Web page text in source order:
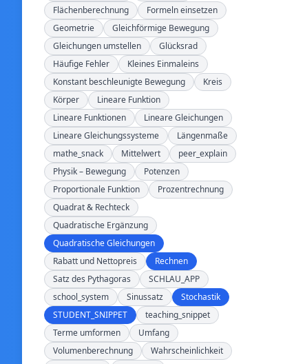
Flächenberechnung
Formeln einsetzen
Geometrie
Gleichförmige Bewegung
Gleichungen umstellen
Glücksrad
Häufige Fehler
Kleines Einmaleins
Konstant beschleunigte Bewegung
Kreis
Körper
Lineare Funktion
Lineare Funktionen
Lineare Gleichungen
Lineare Gleichungssysteme
Längenmaße
mathe_snack
Mittelwert
peer_explain
Physik – Bewegung
Potenzen
Proportionale Funktion
Prozentrechnung
Quadrat & Rechteck
Quadratische Ergänzung
Quadratische Gleichungen
Rabatt und Nettopreis
Rechnen
Satz des Pythagoras
SCHLAU_APP
school_system
Sinussatz
Stochastik
STUDENT_SNIPPET
teaching_snippet
Terme umformen
Umfang
Volumenberechnung
Wahrscheinlichkeit